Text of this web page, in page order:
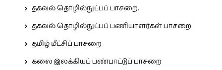
தகவல் தொழில்நுட்பப் பாசறை.
தகவல் தொழில்நுட்பப் பணியாளர்கள் பாசறை
தமிழ் மீட்சிப் பாசறை
கலை இலக்கியப் பண்பாட்டுப் பாசறை